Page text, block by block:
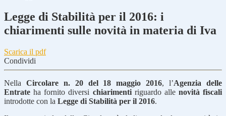
Legge di Stabilità per il 2016: i
chiarimenti sulle novità in materia di Iva
Scarica il pdf
Condividi
Nella Circolare n. 20 del 18 maggio 2016, l’Agenzia delle
Entrate ha fornito diversi chiarimentiriguardo alle novità fiscali
introdotte con la Legge di Stabilità per il 2016.